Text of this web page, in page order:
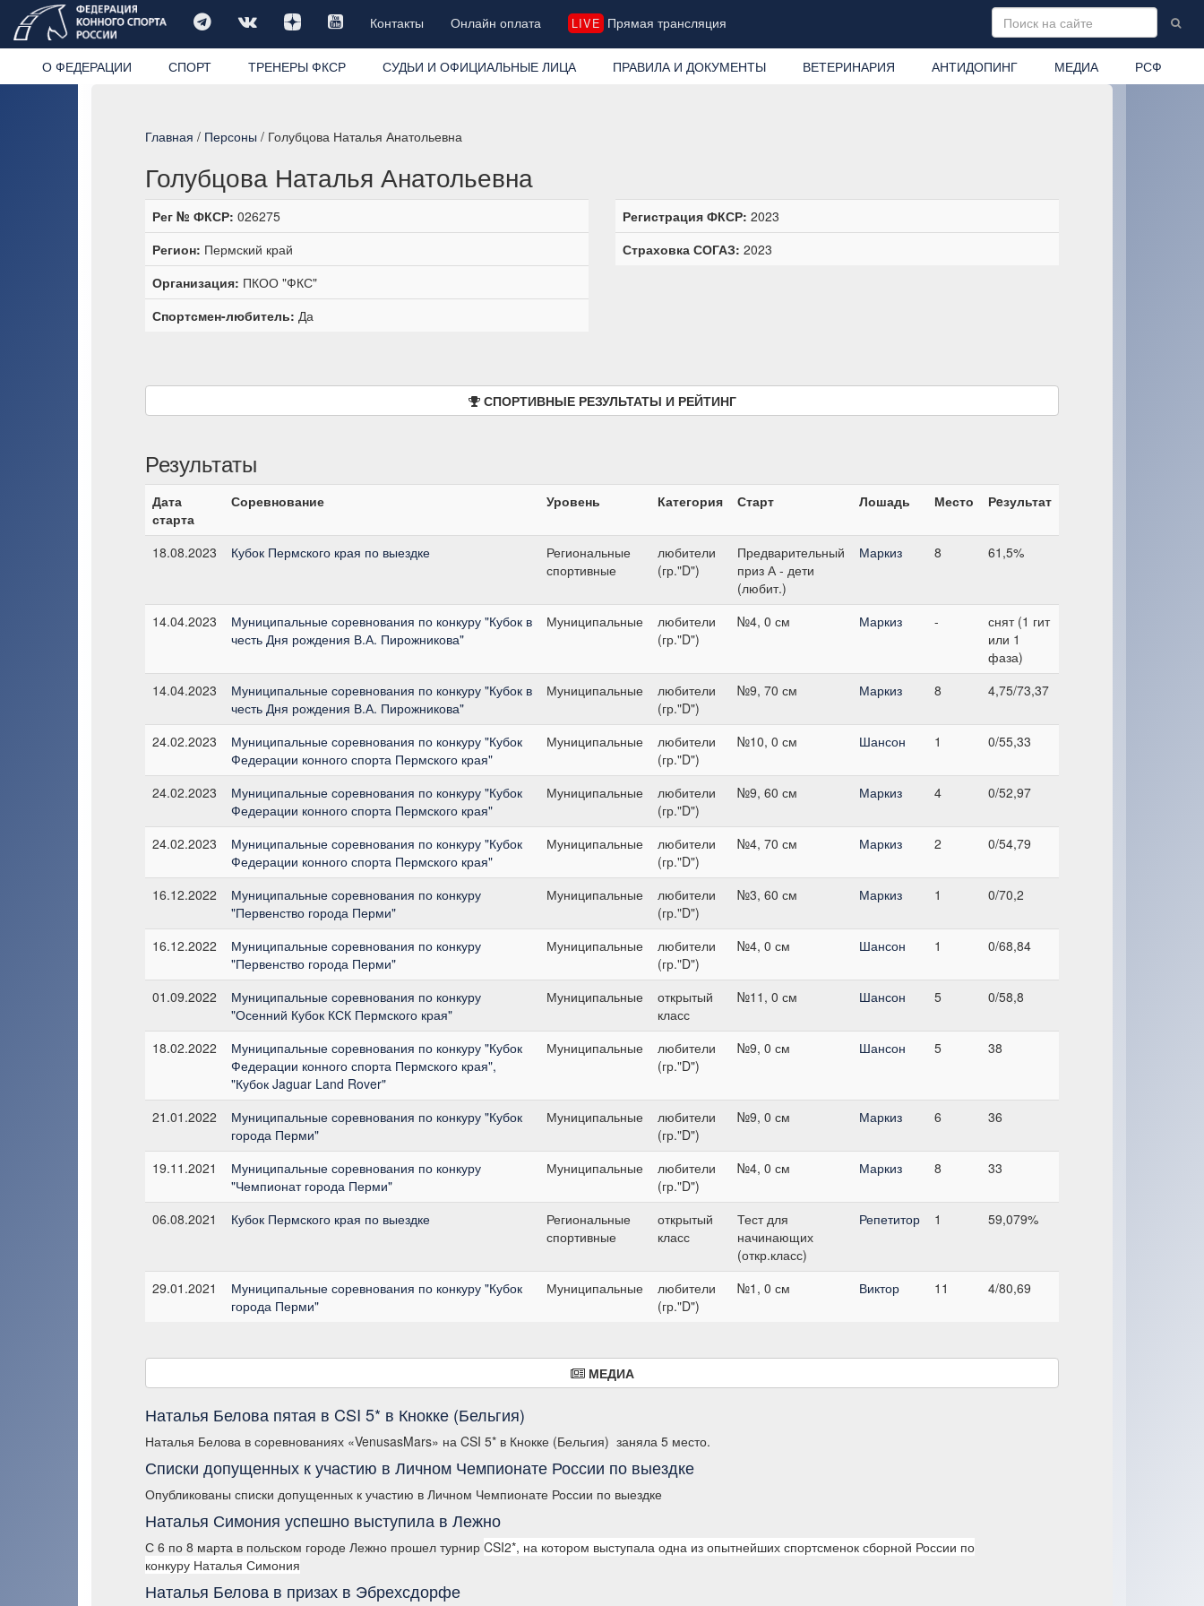
Контакты Онлайн оплата LIVE Прямая трансляция
О ФЕДЕРАЦИИ СПОРТ ТРЕНЕРЫ ФКСР СУДЬИ И ОФИЦИАЛЬНЫЕ ЛИЦА ПРАВИЛА И ДОКУМЕНТЫ ВЕТЕРИНАРИЯ АНТИДОПИНГ МЕДИА РСФ
Главная / Персоны / Голубцова Наталья Анатольевна
Голубцова Наталья Анатольевна
Рег № ФКСР: 026275
Регион: Пермский край
Организация: ПКОО "ФКС"
Спортсмен-любитель: Да
Регистрация ФКСР: 2023
Страховка СОГАЗ: 2023
СПОРТИВНЫЕ РЕЗУЛЬТАТЫ И РЕЙТИНГ
Результаты
Дата
старта
Соревнование Уровень Категория Старт Лошадь Место Рeзультат
18.08.2023 Кубок Пермского края по выездке
Региональные
спортивные
любители
(гр."D")
Предварительный
приз А - дети
(любит.)
Маркиз 8 61,5%
14.04.2023
Муниципальные соревнования по конкуру "Кубок в
честь Дня рождения В.А. Пирожникова"
Муниципальные
любители
(гр."D")
№4, 0 см Маркиз -
снят (1 гит
или 1
фаза)
14.04.2023
Муниципальные соревнования по конкуру "Кубок в
честь Дня рождения В.А. Пирожникова"
Муниципальные
любители
(гр."D")
№9, 70 см Маркиз 8 4,75/73,37
24.02.2023
Муниципальные соревнования по конкуру "Кубок
Федерации конного спорта Пермского края"
Муниципальные
любители
(гр."D")
№10, 0 см Шансон 1 0/55,33
24.02.2023
Муниципальные соревнования по конкуру "Кубок
Федерации конного спорта Пермского края"
Муниципальные
любители
(гр."D")
№9, 60 см Маркиз 4 0/52,97
24.02.2023
Муниципальные соревнования по конкуру "Кубок
Федерации конного спорта Пермского края"
Муниципальные
любители
(гр."D")
№4, 70 см Маркиз 2 0/54,79
16.12.2022
Муниципальные соревнования по конкуру
"Первенство города Перми"
Муниципальные
любители
(гр."D")
№3, 60 см Маркиз 1 0/70,2
16.12.2022
Муниципальные соревнования по конкуру
"Первенство города Перми"
Муниципальные
любители
(гр."D")
№4, 0 см Шансон 1 0/68,84
01.09.2022
Муниципальные соревнования по конкуру
"Осенний Кубок КСК Пермского края"
Муниципальные
открытый
класс
№11, 0 см Шансон 5 0/58,8
18.02.2022
Муниципальные соревнования по конкуру "Кубок
Федерации конного спорта Пермского края",
"Кубок Jaguar Land Rover"
Муниципальные
любители
(гр."D")
№9, 0 см Шансон 5 38
21.01.2022
Муниципальные соревнования по конкуру "Кубок
города Перми"
Муниципальные
любители
(гр."D")
№9, 0 см Маркиз 6 36
19.11.2021
Муниципальные соревнования по конкуру
"Чемпионат города Перми"
Муниципальные
любители
(гр."D")
№4, 0 см Маркиз 8 33
06.08.2021 Кубок Пермского края по выездке
Региональные
спортивные
открытый
класс
Тест для
начинающих
(откр.класс)
Репетитор 1 59,079%
29.01.2021
Муниципальные соревнования по конкуру "Кубок
города Перми"
Муниципальные
любители
(гр."D")
№1, 0 см Виктор 11 4/80,69
МЕДИА
Наталья Белова пятая в CSI 5* в Кнокке (Бельгия)
Наталья Белова в соревнованиях «VenusasMars» на CSI 5* в Кнокке (Бельгия) заняла 5 место.
Списки допущенных к участию в Личном Чемпионате России по выездке
Опубликованы списки допущенных к участию в Личном Чемпионате России по выездке
Наталья Симония успешно выступила в Лежно
С 6 по 8 марта в польском городе Лежно прошел турнир CSI2*, на котором выступала одна из опытнейших спортсменок сборной России по
конкуру Наталья Симония
Наталья Белова в призах в Эбрехсдорфе